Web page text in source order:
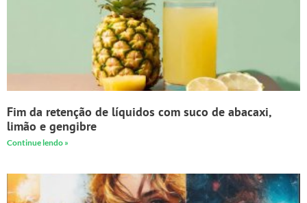
Fim da retenção de líquidos com suco de abacaxi,
limão e gengibre
Continue lendo »